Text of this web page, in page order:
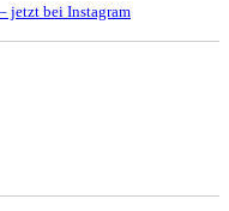
jetzt bei Instagram